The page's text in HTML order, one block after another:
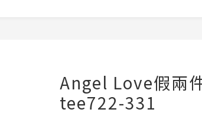
Angel Love假兩
tee722-331